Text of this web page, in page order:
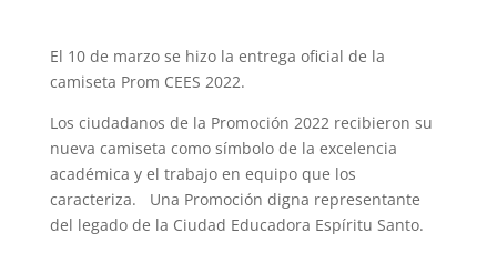
El 10 de marzo se hizo la entrega oficial de la
camiseta Prom CEES 2022.
Los ciudadanos de la Promoción 2022 recibieron su
nueva camiseta como símbolo de la excelencia
académica y el trabajo en equipo que los
caracteriza. Una Promoción digna representante
del legado de la Ciudad Educadora Espíritu Santo.